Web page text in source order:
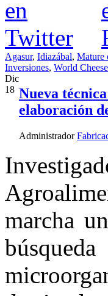
Agasur, Idiazábal, Mature
Inversiones, World
Dic
18 Nueva
elaboración
Administrador
marcha